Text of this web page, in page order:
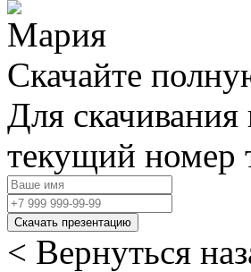
Скачайте
Для скачивания
текущий номер
Скачать презентацию
< Вернуться